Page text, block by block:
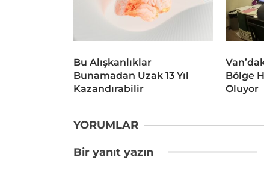
Bu Alışkanlıklar
Bunamadan Uzak 13 Yıl
Kazandırabilir
Bölge
Oluyor
YORUMLAR
Bir yanıt yazın